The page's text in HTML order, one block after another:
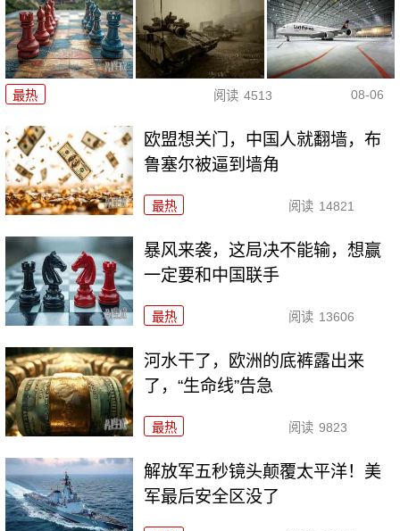
最热 阅读 4513 08-06
欧盟想关门，中国人就翻墙，布
鲁塞尔被逼到墙角
最热 阅读 14821
暴风来袭，这局决不能输，想赢
一定要和中国联手
最热 阅读 13606
河水干了，欧洲的底裤露出来
了，“生命线”告急
最热 阅读 9823
解放军五秒镜头颠覆太平洋！美
军最后安全区没了